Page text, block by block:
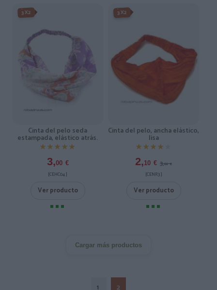
3X2
Cinta del pelo seda
estampada, elástico atrás.
★★★★★
★★★★★
3,00 €
[CEHC04 ]
Ver producto
-3X2%
3X2
Cinta del pelo, ancha elástico,
lisa
★★★★★
★★★★★
2,10 € 3,00 €
[CENR3 ]
Ver producto
Cargar más productos